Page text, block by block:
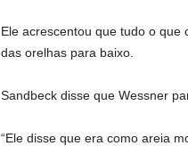
Ele acrescentou que tudo o que
das orelhas para baixo.
Sandbeck disse que Wessner
“Ele disse que era como areia